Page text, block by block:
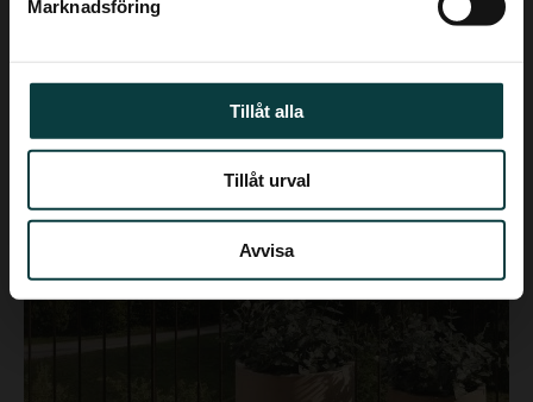
Marknadsföring
Tillåt alla
Tillåt urval
Avvisa